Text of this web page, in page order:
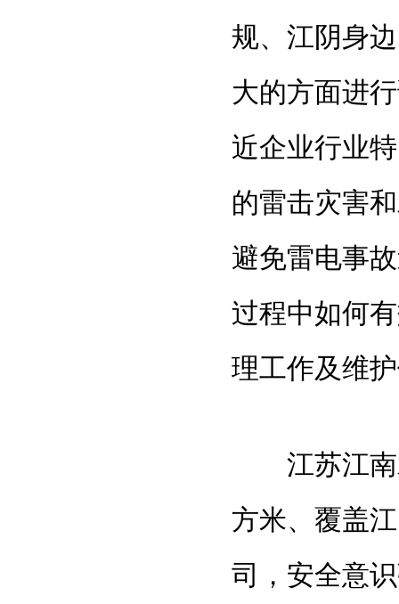
规、江阴身
大的方面进
近企业行业
的雷击灾害
避免雷电事
过程中如何
理工作及维
江苏江南
方米、覆盖
司，安全意